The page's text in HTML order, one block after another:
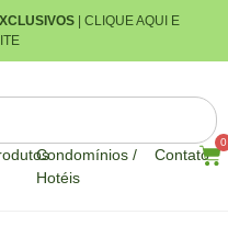
| CLIQUE AQUI E
Condomínios /
Hotéis
Contato
0